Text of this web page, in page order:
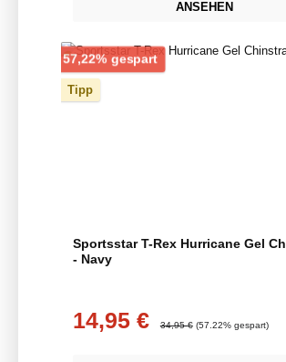
ANSEHEN
57,22% gespartRabatt
Tipp
Sportsstar T-Rex Hurricane Gel
- Navy
Verkaufspreis:
14,95 € Regulärer Preis:
34,95 € (57.22% gespart)